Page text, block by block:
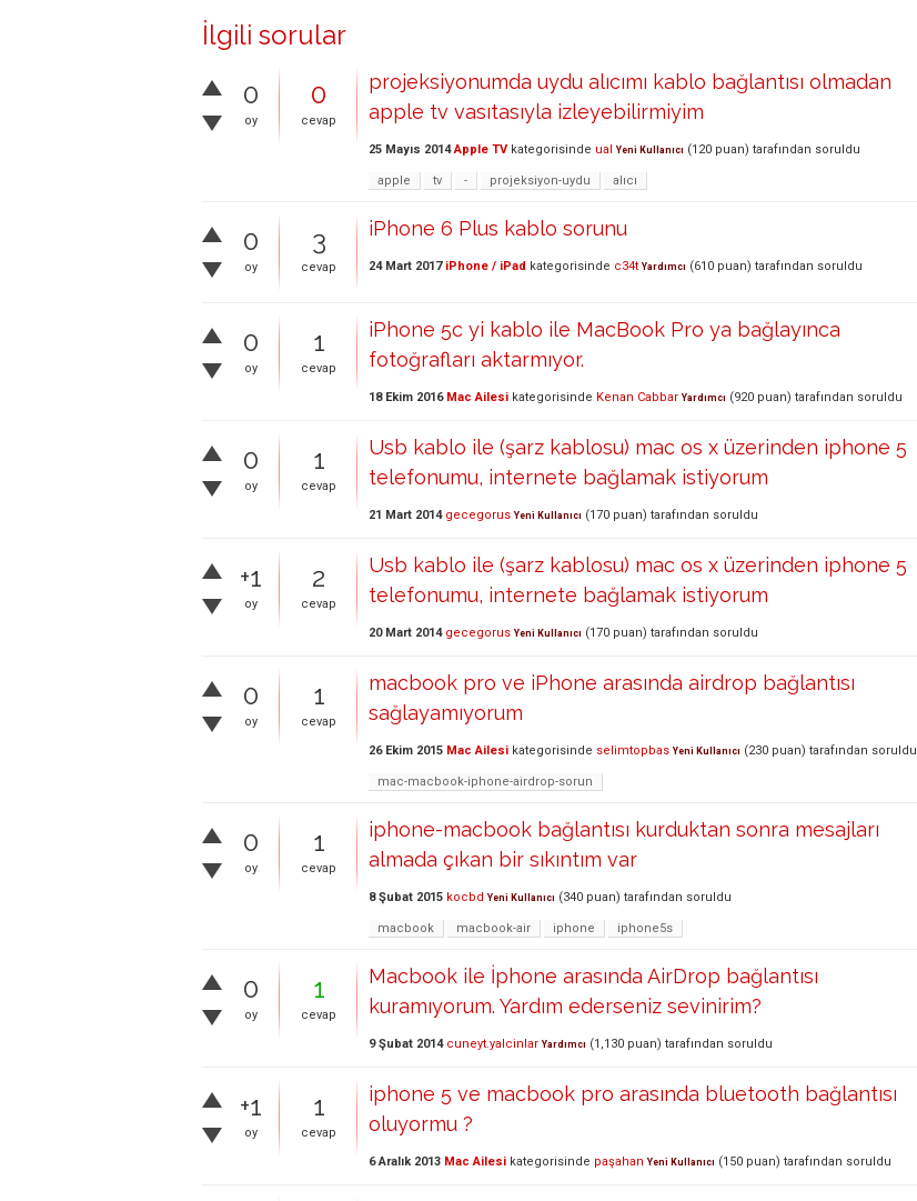
İlgili sorular
0
oy
0
cevap
projeksiyonumda uydu alıcımı kablo bağlantısı olmadan
apple tv vasıtasıyla izleyebilirmiyim
25 Mayıs 2014 Apple TV kategorisinde ual Yeni Kullanıcı (120 puan) tarafından soruldu
apple tv - projeksiyon-uydu alıcı
0
oy
3
cevap
iPhone 6 Plus kablo sorunu
24 Mart 2017 iPhone / iPad kategorisinde c34t Yardımcı (610 puan) tarafından soruldu
0
oy
1
cevap
iPhone 5c yi kablo ile MacBook Pro ya bağlayınca
fotoğrafları aktarmıyor.
18 Ekim 2016 Mac Ailesi kategorisinde Kenan Cabbar Yardımcı (920 puan) tarafından soruldu
0
oy
1
cevap
Usb kablo ile (şarz kablosu) mac os x üzerinden iphone 5
telefonumu, internete bağlamak istiyorum
21 Mart 2014 gecegorus Yeni Kullanıcı (170 puan) tarafından soruldu
+1
oy
2
cevap
Usb kablo ile (şarz kablosu) mac os x üzerinden iphone 5
telefonumu, internete bağlamak istiyorum
20 Mart 2014 gecegorus Yeni Kullanıcı (170 puan) tarafından soruldu
0
oy
1
cevap
macbook pro ve iPhone arasında airdrop bağlantısı
sağlayamıyorum
26 Ekim 2015 Mac Ailesi kategorisinde selimtopbas Yeni Kullanıcı (230 puan) tarafından soruldu
mac-macbook-iphone-airdrop-sorun
0
oy
1
cevap
iphone-macbook bağlantısı kurduktan sonra mesajları
almada çıkan bir sıkıntım var
8 Şubat 2015 kocbd Yeni Kullanıcı (340 puan) tarafından soruldu
macbook macbook-air iphone iphone5s
0
oy
1
cevap
Macbook ile İphone arasında AirDrop bağlantısı
kuramıyorum. Yardım ederseniz sevinirim?
9 Şubat 2014 cuneyt.yalcinlar Yardımcı (1,130 puan) tarafından soruldu
+1
oy
1
cevap
iphone 5 ve macbook pro arasında bluetooth bağlantısı
oluyormu ?
6 Aralık 2013 Mac Ailesi kategorisinde paşahan Yeni Kullanıcı (150 puan) tarafından soruldu